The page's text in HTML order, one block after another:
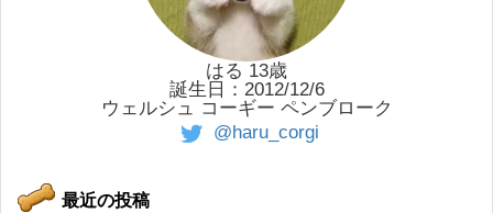
はる 13歳
誕生日：2012/12/6
ウェルシュ コーギー ペンブローク
@haru_corgi
最近の投稿